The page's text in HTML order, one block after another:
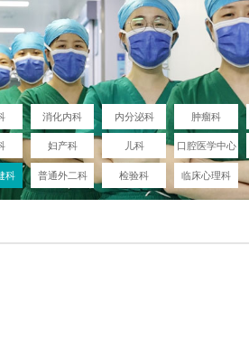
消化内科 内分泌科 肿瘤科
妇产科 儿科 口腔医学中心
科 普通外二科 检验科 临床心理科